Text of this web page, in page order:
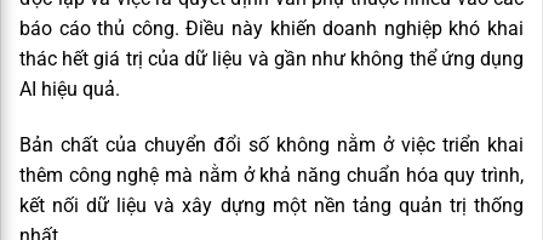
báo cáo thủ công. Điều này khiến doanh nghiệp khó khai
thác hết giá trị của dữ liệu và gần như không thể ứng dụng
AI hiệu quả.
Bản chất của chuyển đổi số không nằm ở việc triển khai
thêm công nghệ mà nằm ở khả năng chuẩn hóa quy trình,
kết nối dữ liệu và xây dựng một nền tảng quản trị thống